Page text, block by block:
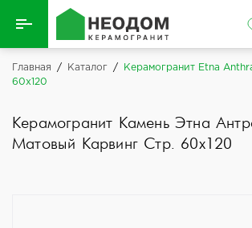
Назад
Главная / Каталог /
Керамогранит Etna
60x120
Керамогранит Камень Этна
Матовый Карвинг Стр. 60x120